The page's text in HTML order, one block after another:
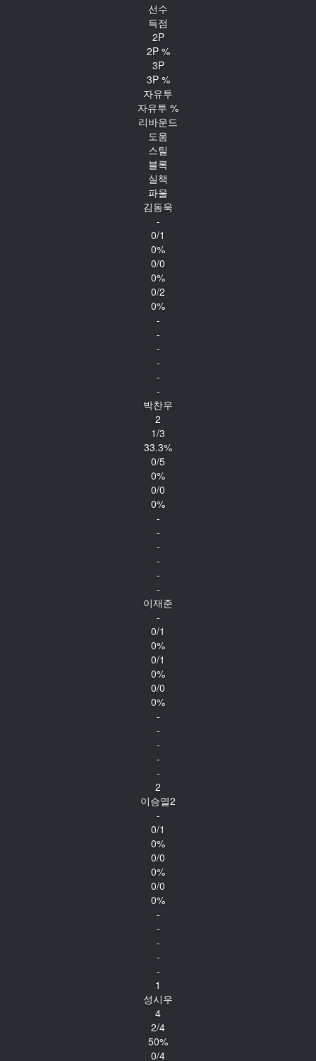
선수
득점
2P
2P %
3P
3P %
자유투
자유투 %
리바운드
도움
스틸
블록
실책
파울
김동욱
-
0/1
0%
0/0
0%
0/2
0%
-
-
-
-
-
-
박찬우
2
1/3
33.3%
0/5
0%
0/0
0%
-
-
-
-
-
-
이재준
-
0/1
0%
0/1
0%
0/0
0%
-
-
-
-
-
2
이승열2
-
0/1
0%
0/0
0%
0/0
0%
-
-
-
-
-
1
성시우
4
2/4
50%
0/4